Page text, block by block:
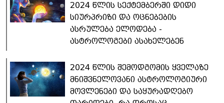
2024 წლის სექტემბერში დიდი
სიურპრიზი და ოცნებების
ასრულება ელოდება -
ასტროლოგები ასახელებენ
2024 წლის შემოდგომის ყველაზე
მნიშვნელოვანი ასტროლოგიური
მოვლენები და საყურადღებო